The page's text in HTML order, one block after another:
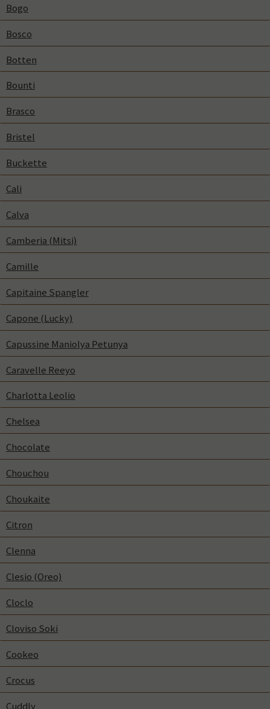
Bogo
Bosco
Botten
Bounti
Brasco
Bristel
Buckette
Cali
Calva
Camberia (Mitsi)
Camille
Capitaine Spangler
Capone (Lucky)
Capussine Maniolya Petunya
Caravelle Reeyo
Charlotta Leolio
Chelsea
Chocolate
Chouchou
Choukaite
Citron
Clenna
Clesio (Oreo)
Cloclo
Cloviso Soki
Cookeo
Crocus
Cuddly